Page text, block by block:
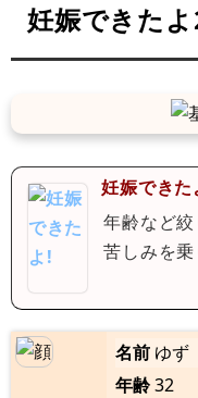
妊娠できた
妊娠できた
年齢など絞
苦しみを
名前 ゆず
年齢32